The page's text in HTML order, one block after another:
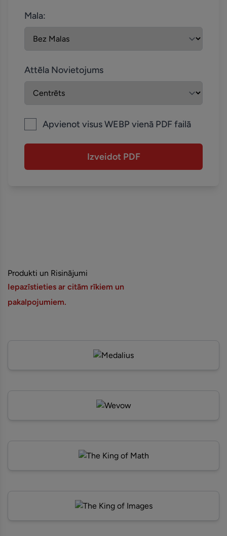
Mala:
Attēla Novietojums
Apvienot visus WEBP vienā PDF failā
Izveidot PDF
Produkti un Risinājumi
Iepazīstieties ar citām rīkiem un
pakalpojumiem.